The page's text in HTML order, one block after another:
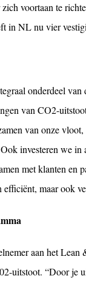
zichvoortaante
in NLnu vier
onderdeel
van CO2-
van onze
investeren we
met klanten en
maar ook
aan het
uitstoot. “Door je